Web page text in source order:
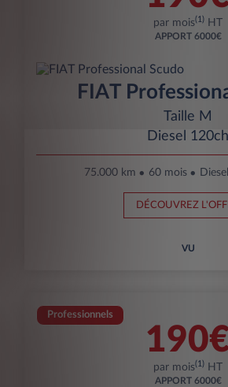
par mois(1) HT
APPORT 6000€
FIAT
Taille M
Diesel 120ch
75.000 km 60 mois Diesel
DÉCOUVREZ
VU
Professionnels
par mois(1) HT
APPORT 6000€